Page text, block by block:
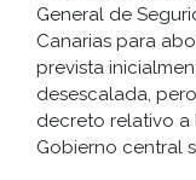
General de
Canarias para
prevista
desescalada,
decreto relativo a
Gobierno central